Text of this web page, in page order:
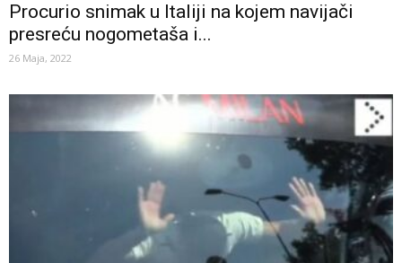
Procurio snimak u Italiji na kojem navijači
presreću nogometaša i...
26 Maja, 2022